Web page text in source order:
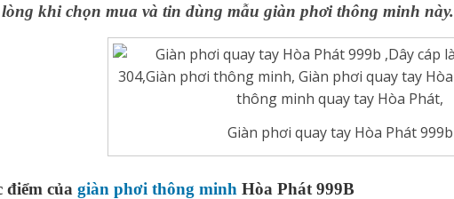
khi chọn mua và tin dùng mẫu giàn phơi thông minh này.
Giàn phơi quay tay Hòa Phát 999b
điểm củagiàn phơi thông minh Hòa Phát 999B